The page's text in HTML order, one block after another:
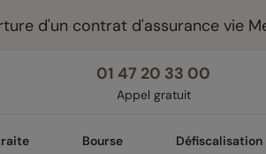
d'un contrat d'assurance vie
01 47 20 33 00
Appel gratuit
Bourse Défiscalisation